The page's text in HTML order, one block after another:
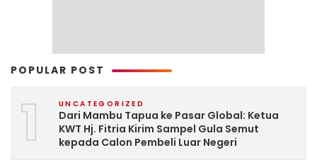
POPULAR POST
1 UNCATEGORIZED
Dari Mambu Tapua ke Pasar Global: Ketua
KWT Hj. Fitria Kirim Sampel Gula Semut
kepada Calon Pembeli Luar Negeri